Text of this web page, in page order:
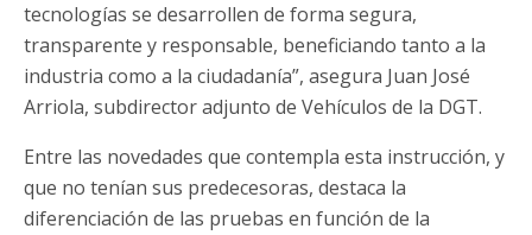
tecnologías se desarrollen de forma segura,
transparente y responsable, beneficiando tanto a la
industria como a la ciudadanía”, asegura Juan José
Arriola, subdirector adjunto de Vehículos de la DGT.
Entre las novedades que contempla esta instrucción, y
que no tenían sus predecesoras, destaca la
diferenciación de las pruebas en función de la